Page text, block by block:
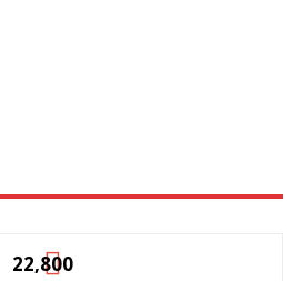
22,800